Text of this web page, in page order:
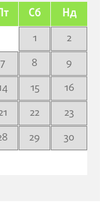
Сб Нд
1
2
7 8
9
15
16
22
23
29
30